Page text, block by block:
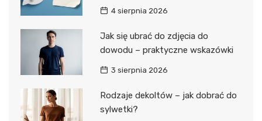
4 sierpnia 2026
Jak się ubrać do zdjęcia do
dowodu – praktyczne wskazówki
3 sierpnia 2026
Rodzaje dekoltów – jak dobrać do
sylwetki?